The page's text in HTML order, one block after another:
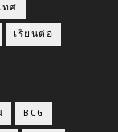
ทศ
เรียนต่อ
BCG